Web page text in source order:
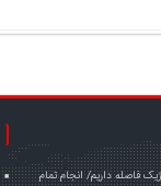
فاصله داریم/ انجام تمام